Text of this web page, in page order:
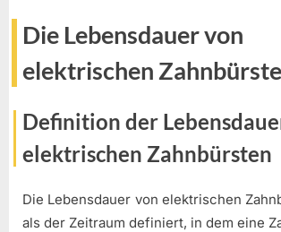
Die Lebensdauer von
elektrischen
Definition der
elektrischen Zahnbürsten
Die Lebensdauer von elektrischen
als der Zeitraum definiert, in dem eine